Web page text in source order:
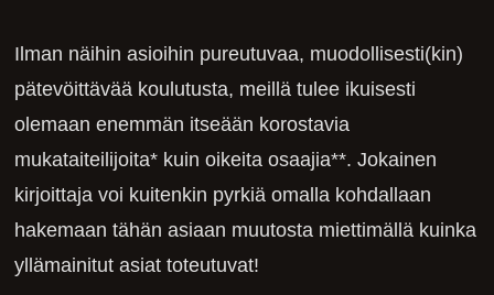
Ilman näihin asioihin pureutuvaa, muodollisesti(kin)
pätevöittävää koulutusta, meillä tulee ikuisesti
olemaan enemmän itseään korostavia
mukataiteilijoita* kuin oikeita osaajia**. Jokainen
kirjoittaja voi kuitenkin pyrkiä omalla kohdallaan
hakemaan tähän asiaan muutosta miettimällä kuinka
yllämainitut asiat toteutuvat!